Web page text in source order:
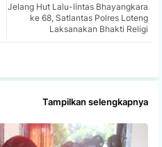
ats
Jelang Hut Lalu-lintas Bhayangkara
ke 68, Satlantas Polres Loteng
Laksanakan Bhakti Religi
Tampilkan selengkapnya